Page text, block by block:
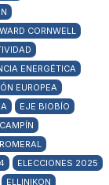
CORNWELL
ENERGÉTICA
EUROPEA
EJE BIOBÍO
ELECCIONES 2025
ELLINIKON